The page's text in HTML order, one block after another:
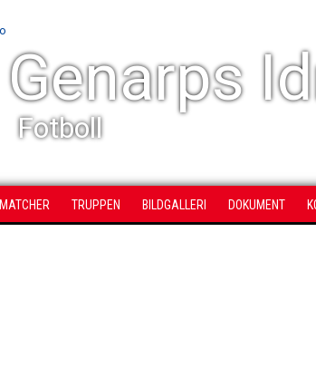
Genarps
Fotboll
MATCHER TRUPPEN BILDGALLERI DOKUMENT